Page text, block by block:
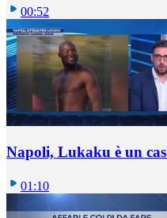
00:52
Napoli, Lukaku è un
01:10